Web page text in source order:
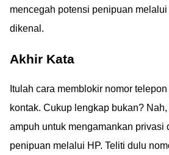
mencegah potensi penipuan
dikenal.
Akhir Kata
Itulah cara memblokir nomor
kontak. Cukup lengkap bukan?
ampuh untuk mengamankan privasi
penipuan melalui HP. Teliti dulu